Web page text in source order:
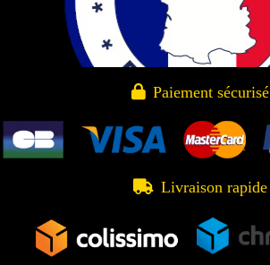
 Paiement sécurisé
 Livraison rapide